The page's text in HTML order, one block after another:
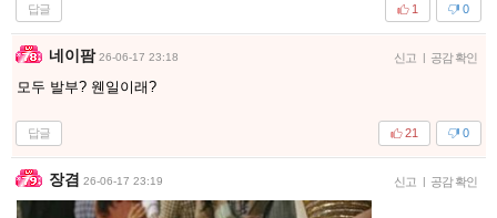
답글 0
1
네이팜 26-06-17 23:18 신고 | 공감 확인
모두 발부? 웬일이래?
답글 0
21
장겸 26-06-17 23:19 신고 | 공감 확인